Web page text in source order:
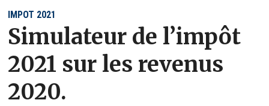
IMPOT 2021
Simulateur de l’impôt
2021 sur les revenus
2020.